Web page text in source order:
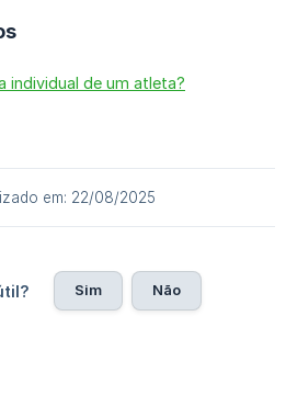
individual de um atleta?
em: 22/08/2025
Sim Não